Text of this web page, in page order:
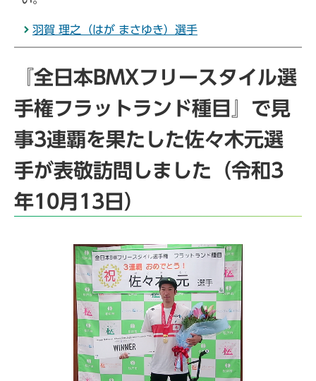
羽賀 理之（はが まさゆき）選手
『全日本BMXフリースタイル選
手権フラットランド種目』で見
事3連覇を果たした佐々木元選
手が表敬訪問しました（令和3
年10月13日）